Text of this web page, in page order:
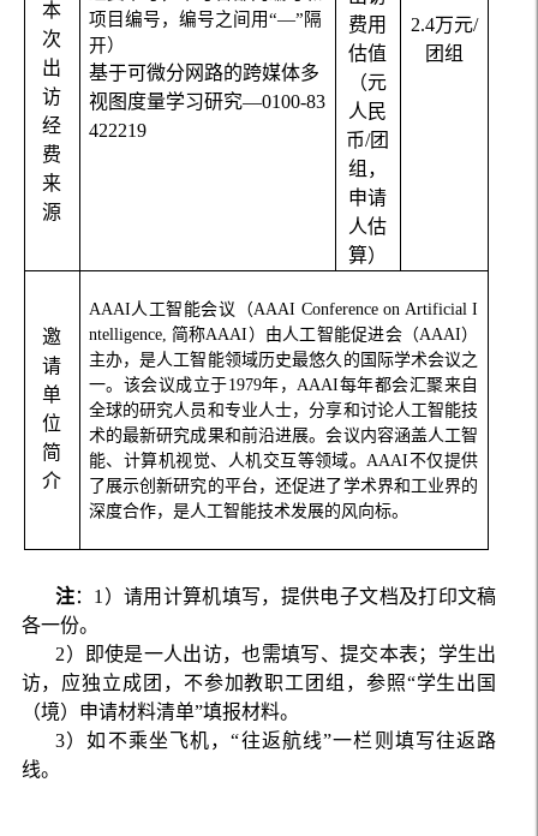
本
次
出
访
经
费
来
源
项目编号，编号之间用“—”隔
开）
基于可微分网路的跨媒体多
视图度量学习研究—0100-83
422219
费用
估值
（元
人民
币/团
组，
申请
人估
算）
2.4万元/
团组
邀
请
单
位
简
介
AAAI 人工智能会议（AAAI Conference on Artificial I
ntelligence, 简称AAAI ）由人工智能促进会（AAAI）
主办，是人工智能领域历史最悠久的国际学术会议之
一。该会议成立于1979年， AAAI每年都会汇聚来自
全球的研究人员和专业人士，分享和讨论人工智能技
术的最新研究成果和前沿进展。会议内容涵盖人工智
能、计算机视觉、人机交互等领域。 AAAI不仅提供
了展示创新研究的平台，还促进了学术界和工业界的
深度合作，是人工智能技术发展的风向标。
注： 1 ）请用计算机填写，提供电子文档及打印文稿
各一份。
2）即使是一人出访，也需填写、提交本表；学生出
访，应独立成团，不参加教职工团组，参照“学生出国
（境）申请材料清单”填报材料。
3）如不乘坐飞机，“往返航线”一栏则填写往返路
线。